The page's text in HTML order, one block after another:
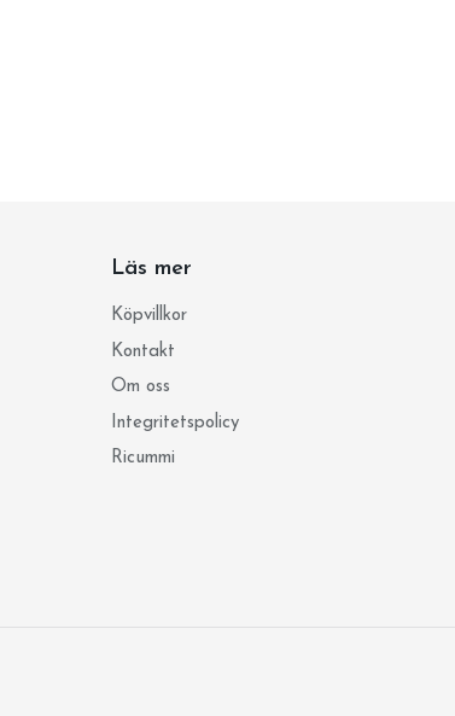
Läs mer
Köpvillkor
Kontakt
Om oss
Integritetspolicy
Ricummi